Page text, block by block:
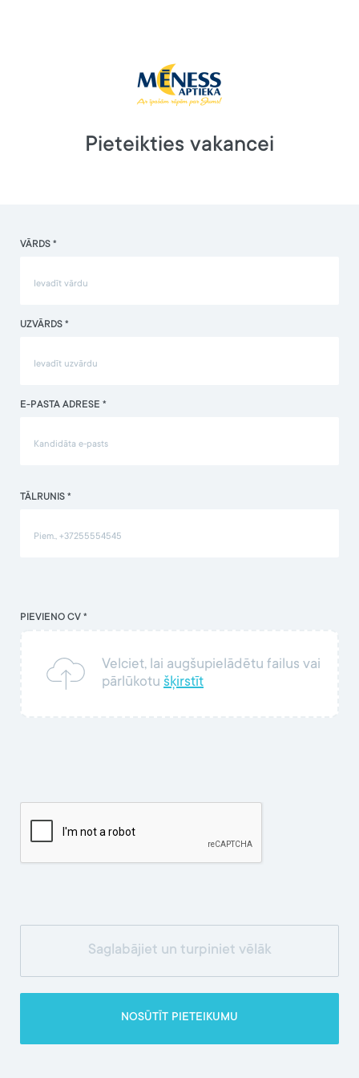
Pieteikties vakancei
VĀRDS *
UZVĀRDS *
E-PASTA ADRESE *
TĀLRUNIS *
PIEVIENO CV *
Velciet, lai augšupielādētu failus vai
pārlūkotu šķirstīt